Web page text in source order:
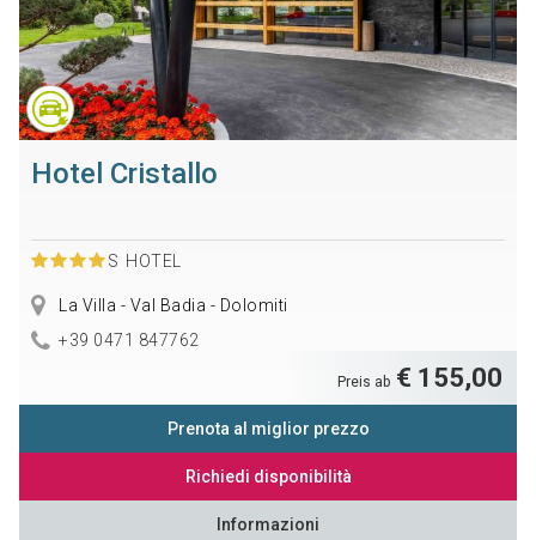
Hotel Cristallo
S HOTEL
La Villa - Val Badia - Dolomiti
+39 0471 847762
Preis ab € 155,00
Prenota al miglior prezzo
Richiedi disponibilità
Informazioni